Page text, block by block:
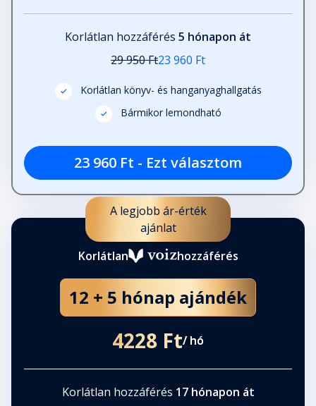
Korlátlan hozzáférés 5 hónapon át
29 950 Ft23 960 Ft
Korlátlan könyv- és hanganyaghallgatás
Bármikor lemondható
23 960 Ft - Ezt választom
A legjobb ár-érték
ajánlat
Korlátlan
hozzáférés
12 + 5 hónap ajándék
4228 Ft/ hó
Korlátlan hozzáférés 17 hónapon át